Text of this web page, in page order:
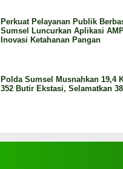
Perkuat Pelayanan Publik
Sumsel Luncurkan Aplikasi
Inovasi Ketahanan Pangan
Polda Sumsel Musnahkan 19,4
352 Butir Ekstasi, Selamatkan